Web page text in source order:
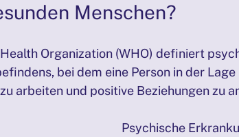
Selbstmitgefühl PRÄSENZTAGE 05/
Menschen?
Organization (WHO) definiert
bei dem eine Person in der
arbeiten und positive Beziehungen zu
Psychische